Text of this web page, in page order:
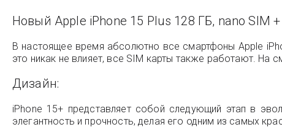
Новый Apple iPhone 15 Plus 128 ГБ, nano SIM
В настоящее время абсолютно все смартфоны Apple
это никак не влияет, все SIM карты также работают. На
Дизайн:
iPhone 15+ представляет собой следующий этап в
элегантность и прочность, делая его одним из самых